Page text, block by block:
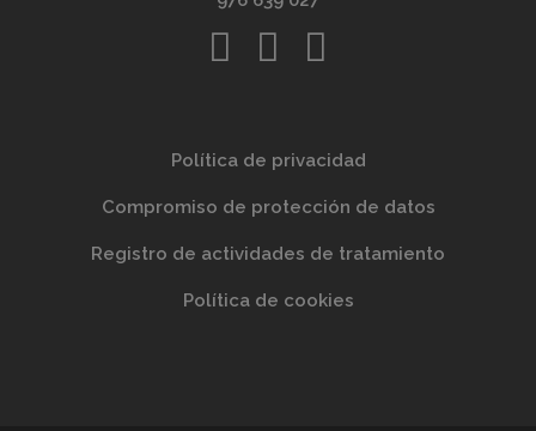
Política de privacidad
Compromiso de protección de datos
Registro de actividades de tratamiento
Política de cookies